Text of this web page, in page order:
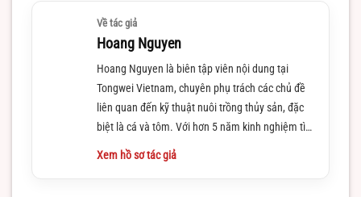
Về tác giả
Hoang Nguyen
Hoang Nguyen là biên tập viên nội dung tại
Tongwei Vietnam, chuyên phụ trách các chủ đề
liên quan đến kỹ thuật nuôi trồng thủy sản, đặc
biệt là cá và tôm. Với hơn 5 năm kinh nghiệm tìm
hiểu và làm việc trong lĩnh vực này
Xem hồ sơ tác giả